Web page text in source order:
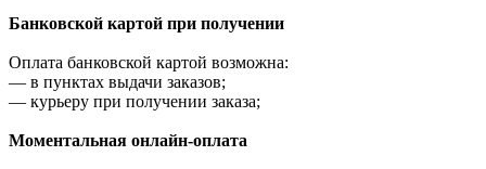
Банковской картой при получении
Оплата банковской картой возможна:
— в пунктах выдачи заказов;
— курьеру при получении заказа;
Моментальная онлайн-оплата